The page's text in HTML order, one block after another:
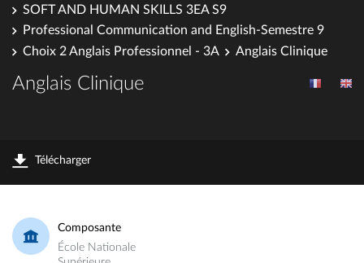
SOFT AND HUMAN SKILLS 3EA S9
Professional Communication and English-Semestre 9
Choix 2 Anglais Professionnel - 3A
Anglais Clinique
Anglais Clinique
Télécharger
Composante
École Nationale